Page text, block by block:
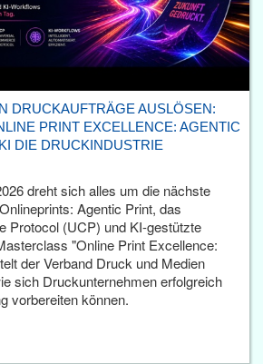
DRUCKAUFTRÄGE AUSLÖSEN:
PRINT EXCELLENCE: AGENTIC
DIE DRUCKINDUSTRIE
dreht sich alles um die nächste
Agentic Print, das
Protocol (UCP) und KI-gestützte
"Online Print Excellence:
der Verband Druck und Medien
sich Druckunternehmen erfolgreich
vorbereiten können.